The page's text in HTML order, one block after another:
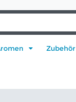
Zubehör